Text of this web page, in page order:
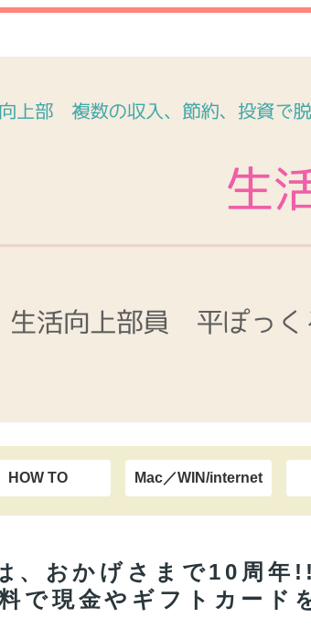
HOW TO Mac／WIN/internet
、おかげさまで10周年
で現金やギフトカード